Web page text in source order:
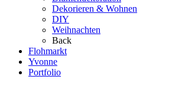
Dekorieren & Wohnen
DIY
Weihnachten
Back
Flohmarkt
Yvonne
Portfolio